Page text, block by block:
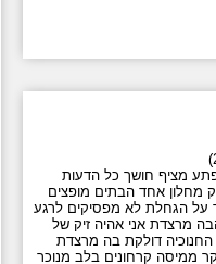
מציף חושך כל הדעות
מחלון אחד הבתים מופצים
על הגחלת לא מפסיקים לרגע
מרצדת אני אהיה זיק של
דולקת בה מרצדת
ממיסה קרחונים בלב מנוכר